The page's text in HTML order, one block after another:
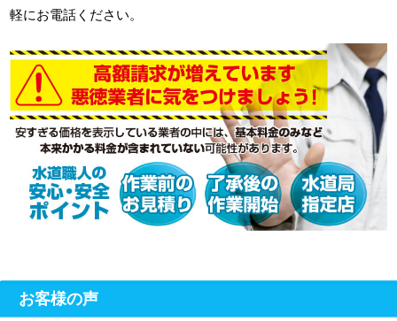
軽にお電話ください。
お客様の声